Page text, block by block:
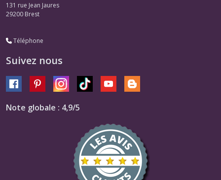
131 rue Jean Jaures
29200 Brest
Téléphone
Suivez nous
Note globale : 4,9/5